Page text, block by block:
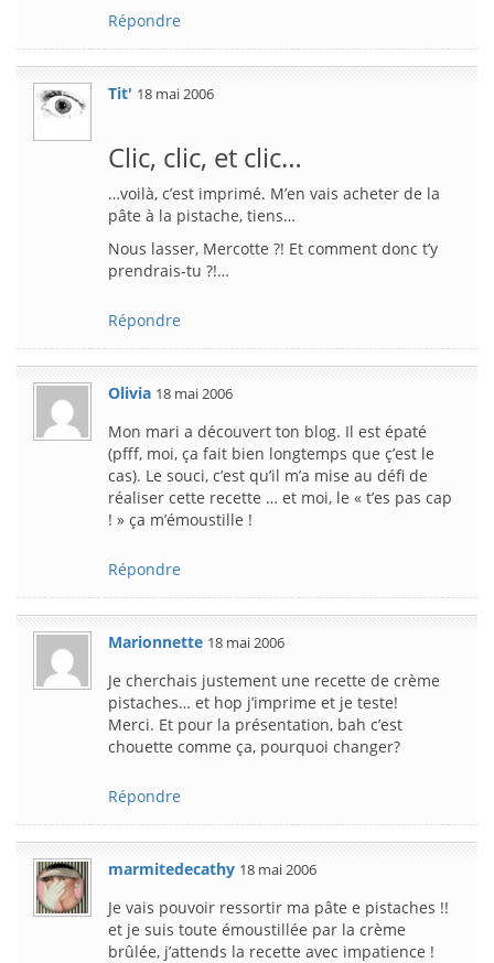
Répondre
Tit' 18 mai 2006
Clic, clic, et clic…
…voilà, c’est imprimé. M’en vais acheter de la
pâte à la pistache, tiens…
Nous lasser, Mercotte ?! Et comment donc t’y
prendrais-tu ?!…
Répondre
Olivia 18 mai 2006
Mon mari a découvert ton blog. Il est épaté
(pfff, moi, ça fait bien longtemps que ç’est le
cas). Le souci, c’est qu’il m’a mise au défi de
réaliser cette recette … et moi, le « t’es pas cap
! » ça m’émoustille !
Répondre
Marionnette 18 mai 2006
Je cherchais justement une recette de crème
pistaches… et hop j’imprime et je teste!
Merci. Et pour la présentation, bah c’est
chouette comme ça, pourquoi changer?
Répondre
marmitedecathy 18 mai 2006
Je vais pouvoir ressortir ma pâte e pistaches !!
et je suis toute émoustillée par la crème
brûlée, j’attends la recette avec impatience !